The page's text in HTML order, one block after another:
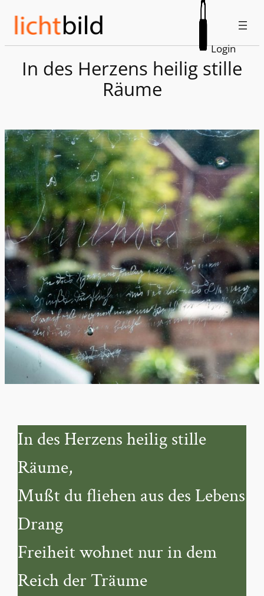
Inhalt
springen
Login
In des Herzens heilig stille
Räume
In des Herzens heilig stille
Räume,
Mußt du fliehen aus des Lebens
Drang
Freiheit wohnet nur in dem
Reich der Träume